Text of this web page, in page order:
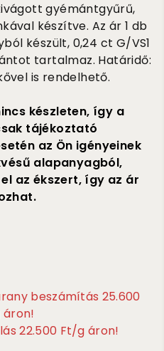
gyémántgyűrű,
készítve. Az ár 1 db
készült, 0,24 ct G/VS1
tartalmaz. Határidő:
is rendelhető.
készleten, így a
tájékoztató
az Ön igényeinek
alapanyagból,
az ékszert, így az ár
beszámítás 25.600
22.500 Ft/g áron!